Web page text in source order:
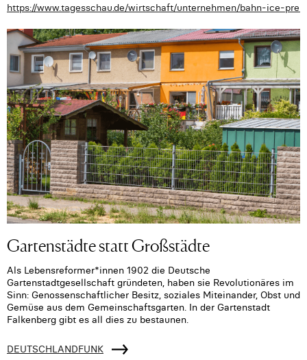
https://www.tagesschau.de/wirtschaft/unternehmen/bahn-ice-
Gartenstädte statt Großstädte
Als Lebensreformer*innen 1902 die Deutsche
Gartenstadtgesellschaft gründeten, haben sie Revolutionäres im
Sinn: Genossenschaftlicher Besitz, soziales Miteinander, Obst und
Gemüse aus dem Gemeinschaftsgarten. In der Gartenstadt
Falkenberg gibt es all dies zu bestaunen.
DEUTSCHLANDFUNK